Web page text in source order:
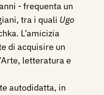
- frequenta un
tra i quali Ugo
L’amicizia
di acquisire un
letteratura e
autodidatta, in